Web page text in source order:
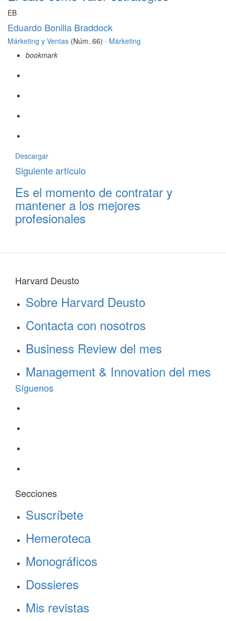
EB
Eduardo Bonilla Braddock
Márketing y Ventas (Núm. 66) · Márketing
bookmark
Descargar
Siguiente artículo
Es el momento de contratar y
mantener a los mejores
profesionales
Harvard Deusto
Sobre Harvard Deusto
Contacta con nosotros
Business Review del mes
Management & Innovation del mes
Síguenos
Secciones
Suscríbete
Hemeroteca
Monográficos
Dossieres
Mis revistas